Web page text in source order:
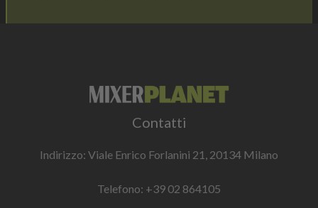
Contatti
Indirizzo: Viale Enrico Forlanini 21, 20134 Milano
Telefono: +39 02 864105